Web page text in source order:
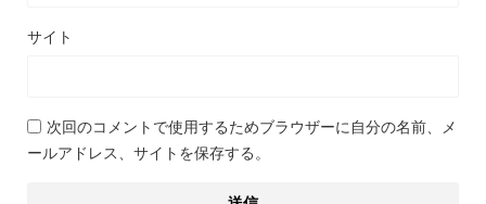
サイト
次回のコメントで使用するためブラウザーに自分の名前、メ
ールアドレス、サイトを保存する。